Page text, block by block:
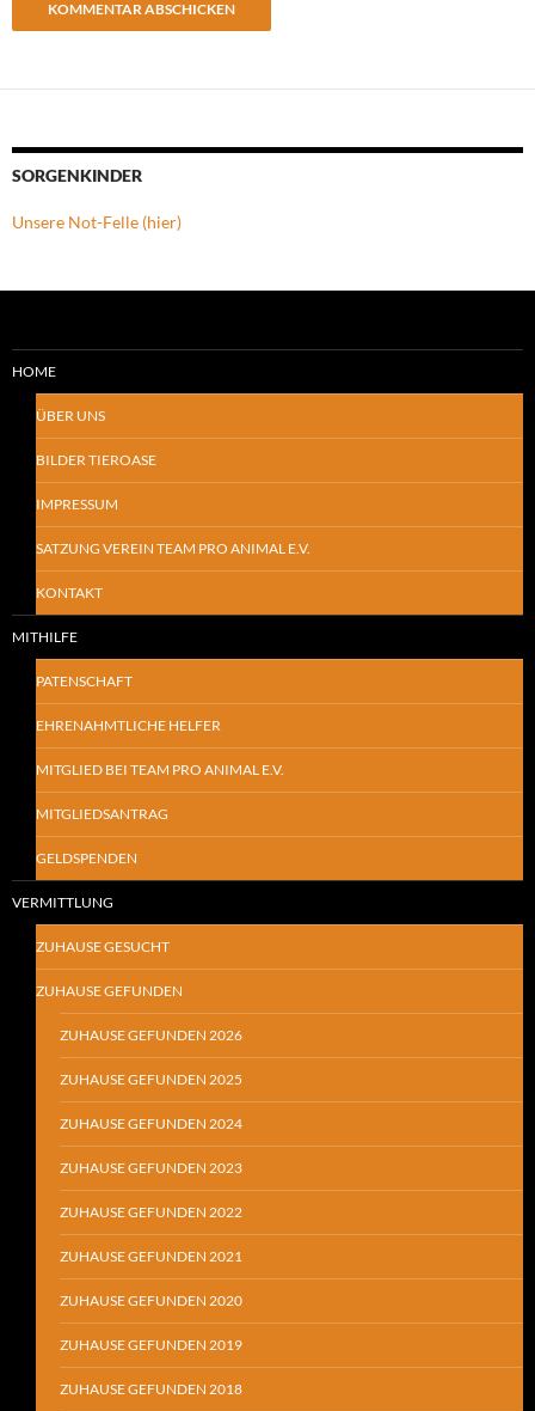
SORGENKINDER
Unsere Not-Felle (hier)
HOME
ÜBER UNS
BILDER TIEROASE
IMPRESSUM
SATZUNG VEREIN TEAM PRO ANIMAL E.V.
KONTAKT
MITHILFE
PATENSCHAFT
EHRENAHMTLICHE HELFER
MITGLIED BEI TEAM PRO ANIMAL E.V.
MITGLIEDSANTRAG
GELDSPENDEN
VERMITTLUNG
ZUHAUSE GESUCHT
ZUHAUSE GEFUNDEN
ZUHAUSE GEFUNDEN 2026
ZUHAUSE GEFUNDEN 2025
ZUHAUSE GEFUNDEN 2024
ZUHAUSE GEFUNDEN 2023
ZUHAUSE GEFUNDEN 2022
ZUHAUSE GEFUNDEN 2021
ZUHAUSE GEFUNDEN 2020
ZUHAUSE GEFUNDEN 2019
ZUHAUSE GEFUNDEN 2018